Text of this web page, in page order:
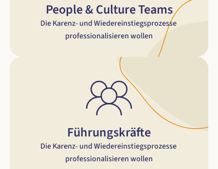
People & Culture Teams
Die Karenz- und Wiedereinstiegsprozesse
professionalisieren wollen
Führungskräfte
Die Karenz- und Wiedereinstiegsprozesse
professionalisieren wollen